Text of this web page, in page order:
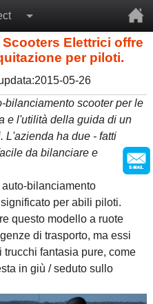
Elettrici offre
per piloti.
05-26
bilanciamento scooter per le
e l'utilità della guida di un
L'azienda ha due - fatti
da bilanciare e
bilanciamento
per abili piloti.
questo modello a ruote
di trasporto, ma essi
fantasia pure, come
in giù / seduto sullo